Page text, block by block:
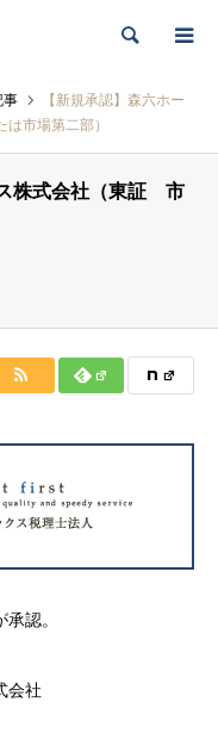
検索
事
【新規承認】森六ホー
市場第二部）
株式会社（東証 市
認。
会社